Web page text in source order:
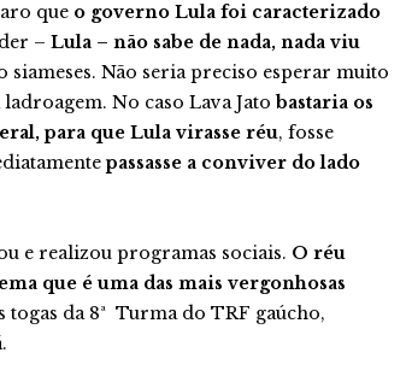
que o governo Lula foi caracterizado
– Lula – não sabe de nada, nada viu
siameses. Não seria preciso esperar muito
No caso Lava Jatobastaria os
para que Lula virasse réu, fosse
passasse a conviver do lado
e realizou programas sociais. O réu
que é uma das mais vergonhosas
togas da 8ª Turma do TRF gaúcho,